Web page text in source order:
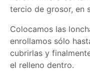
tercio de grosor, en
Colocamos las
enrollamos sólo
cubrirlas y
el relleno dentro.